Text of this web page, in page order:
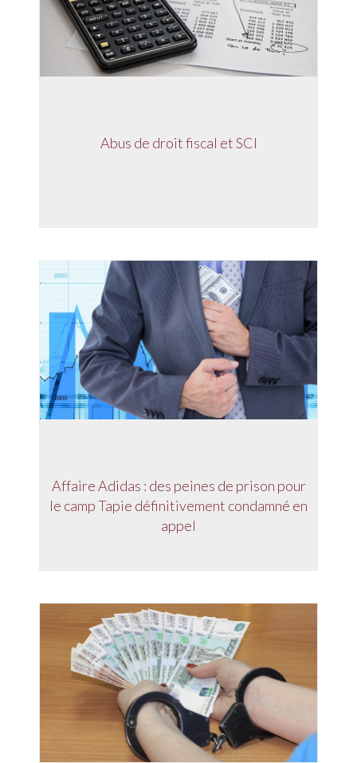
Abus de droit fiscal et SCI
Affaire Adidas : des peines de prison pour
le camp Tapie définitivement condamné en
appel